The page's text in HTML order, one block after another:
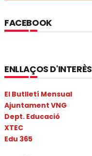
FACEBOOK
ENLLAÇOS D'INTERÈS
El Butlletí Mensual
Ajuntament VNG
Dept. Educació
XTEC
Edu 365